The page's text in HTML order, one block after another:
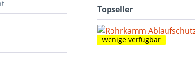
Topseller
Wenige verfügbar